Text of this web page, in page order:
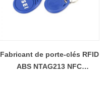
Fabricant de porte-clés RFID
ABS NTAG213 NFC